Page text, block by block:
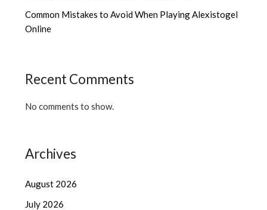
Common Mistakes to Avoid When Playing Alexistogel
Online
Recent Comments
No comments to show.
Archives
August 2026
July 2026